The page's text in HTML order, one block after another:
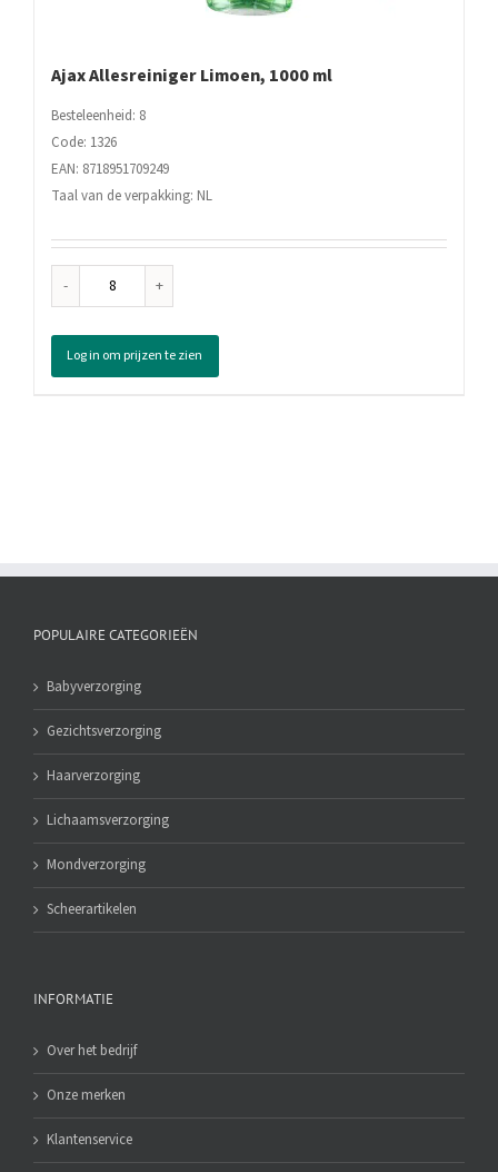
Ajax Allesreiniger Limoen, 1000 ml
Besteleenheid: 8
Code: 1326
EAN: 8718951709249
Taal van de verpakking: NL
Ajax
Limoen,
1000
ml
Log in om prijzen te zien
POPULAIRE CATEGORIEËN
Babyverzorging
Gezichtsverzorging
Haarverzorging
Lichaamsverzorging
Mondverzorging
Scheerartikelen
INFORMATIE
Over het bedrijf
Onze merken
Klantenservice